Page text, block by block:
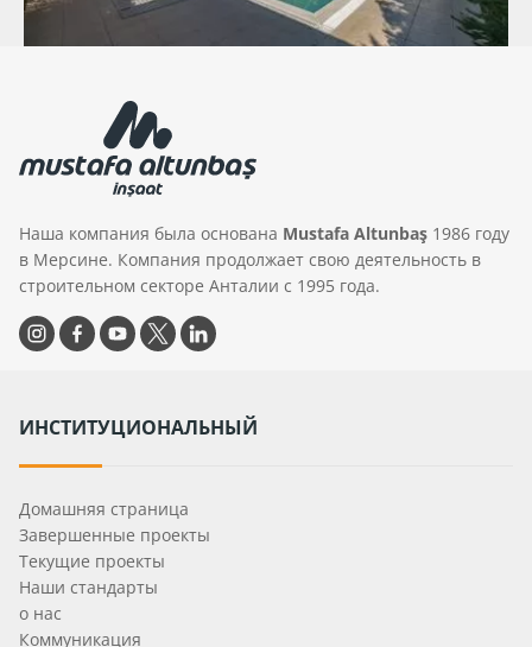
Наша компания была основана Mustafa Altunbaş 1986 году
в Мерсине. Компания продолжает свою деятельность в
строительном секторе Анталии с 1995 года.
ИНСТИТУЦИОНАЛЬНЫЙ
Домашняя страница
Завершенные проекты
Текущие проекты
Наши стандарты
о нас
Коммуникация